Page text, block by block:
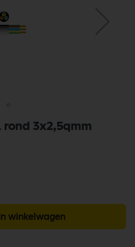
rond 3x2,5qmm
In winkelwagen